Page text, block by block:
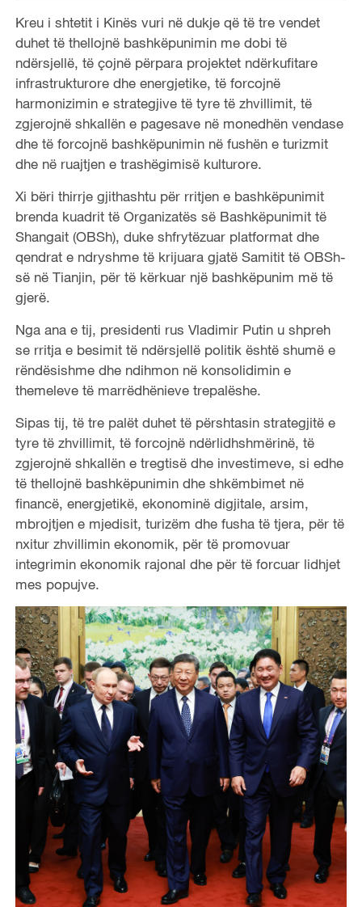
Kreu i shtetit i Kinës vuri në dukje që të tre vendet
duhet të thellojnë bashkëpunimin me dobi të
ndërsjellë, të çojnë përpara projektet ndërkufitare
infrastrukturore dhe energjetike, të forcojnë
harmonizimin e strategjive të tyre të zhvillimit, të
zgjerojnë shkallën e pagesave në monedhën vendase
dhe të forcojnë bashkëpunimin në fushën e turizmit
dhe në ruajtjen e trashëgimisë kulturore.
Xi bëri thirrje gjithashtu për rritjen e bashkëpunimit
brenda kuadrit të Organizatës së Bashkëpunimit të
Shangait (OBSh), duke shfrytëzuar platformat dhe
qendrat e ndryshme të krijuara gjatë Samitit të OBSh-
së në Tianjin, për të kërkuar një bashkëpunim më të
gjerë.
Nga ana e tij, presidenti rus Vladimir Putin u shpreh
se rritja e besimit të ndërsjellë politik është shumë e
rëndësishme dhe ndihmon në konsolidimin e
themeleve të marrëdhënieve trepalëshe.
Sipas tij, të tre palët duhet të përshtasin strategjitë e
tyre të zhvillimit, të forcojnë ndërlidhshmërinë, të
zgjerojnë shkallën e tregtisë dhe investimeve, si edhe
të thellojnë bashkëpunimin dhe shkëmbimet në
financë, energjetikë, ekonominë digjitale, arsim,
mbrojtjen e mjedisit, turizëm dhe fusha të tjera, për të
nxitur zhvillimin ekonomik, për të promovuar
integrimin ekonomik rajonal dhe për të forcuar lidhjet
mes popujve.